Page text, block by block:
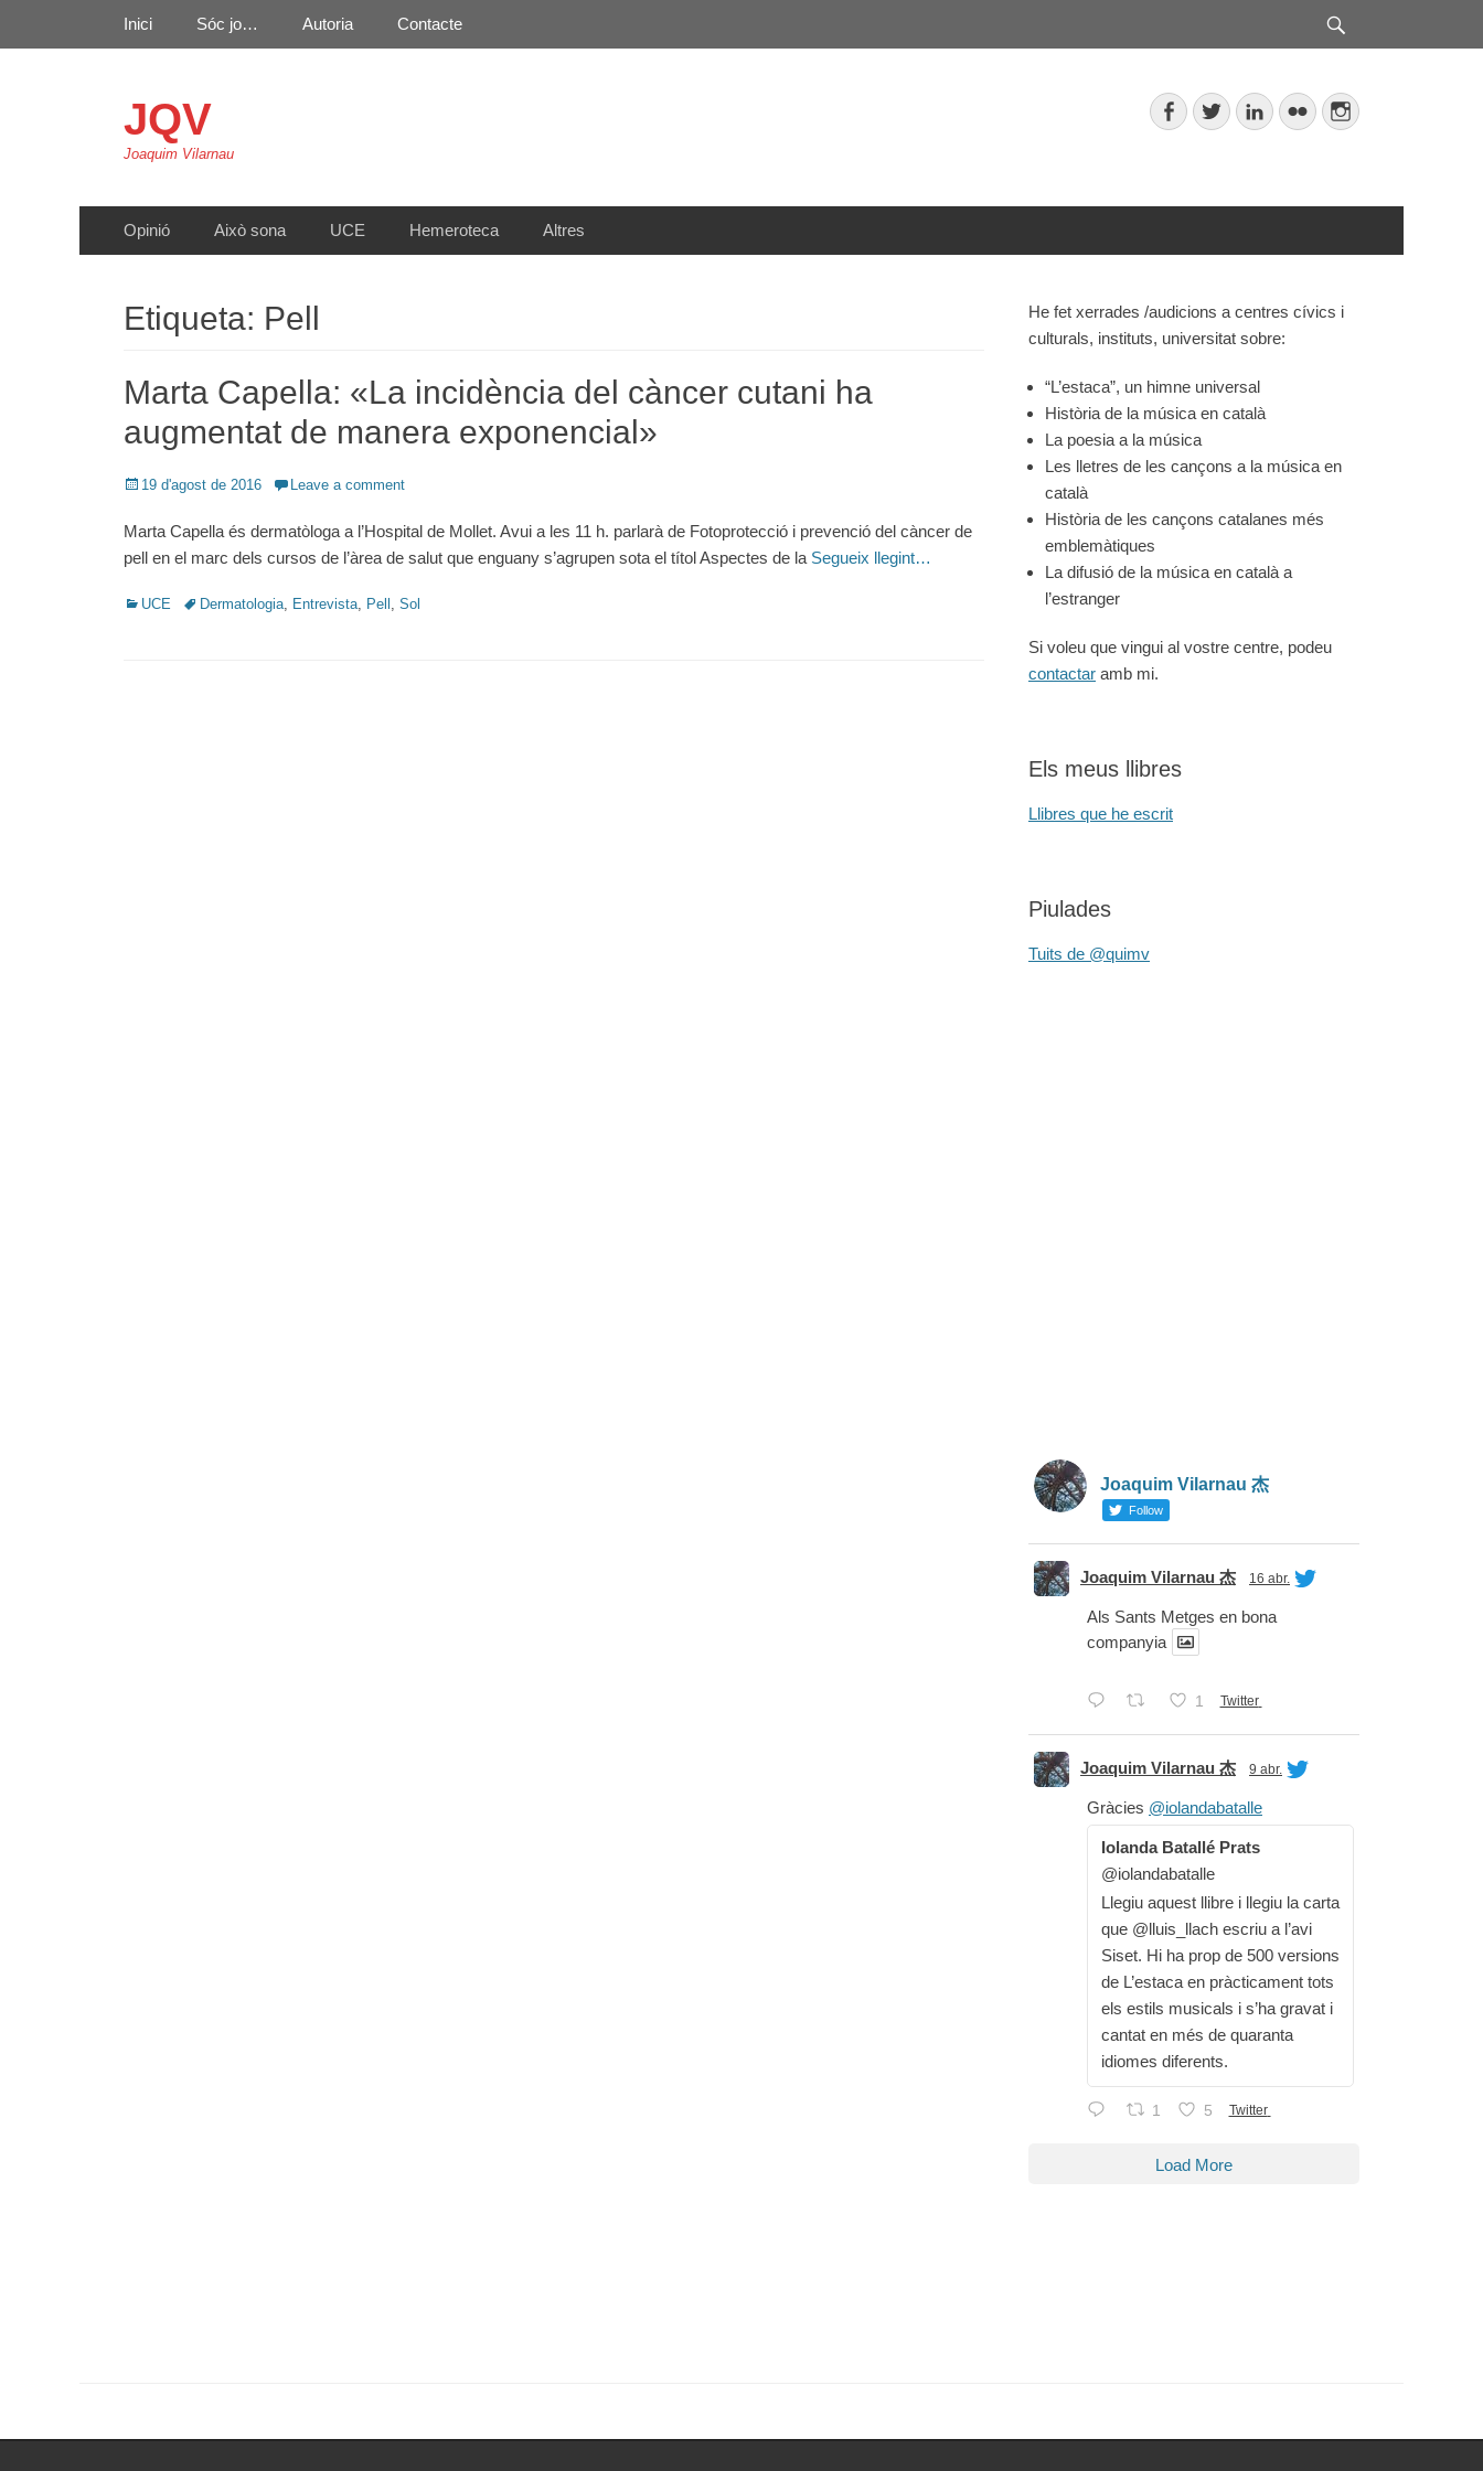
JQV
Joaquim Vilarnau
Facebook
TwitterLinkedIn
FlickrInstagram
Primary Menu
Inici Sóc jo… Autoria Contacte
Secondary Menu
Opinió Això sona UCE Hemeroteca Altres
Etiqueta: Pell
Marta Capella: «La incidència del càncer cutani ha
augmentat de manera exponencial»
Posted
19 d'agost de 2016 Leave a comment
Marta Capella és dermatòloga a l’Hospital de Mollet. Avui a les 11 h. parlarà de Fotoprotecció i prevenció del càncer de
pell en el marc dels cursos de l’àrea de salut que enguany s’agrupen sota el títol Aspectes de la Segueix llegint…
Categories
UCE TagsDermatologia, Entrevista, Pell , Sol
He fet xerrades /audicions a centres cívics i
culturals, instituts, universitat sobre:
“L’estaca”, un himne universal
Història de la música en català
La poesia a la música
Les lletres de les cançons a la música en
català
Història de les cançons catalanes més
emblemàtiques
La difusió de la música en català a
l’estranger
Si voleu que vingui al vostre centre, podeu
contactar amb mi.
Els meus llibres
Llibres que he escrit
Piulades
Tuits de @quimv
Joaquim Vilarnau 杰
Follow
Joaquim Vilarnau 杰 16 abr.
Als Sants Metges en bona
companyia
1 Twitter
Joaquim Vilarnau 杰 9 abr.
Gràcies @iolandabatalle
Iolanda Batallé Prats
@iolandabatalle
Llegiu aquest llibre i llegiu la carta
que @lluis_llach escriu a l’avi
Siset. Hi ha prop de 500 versions
de L’estaca en pràcticament tots
els estils musicals i s’ha gravat i
cantat en més de quaranta
idiomes diferents.
1 5 Twitter
Load More